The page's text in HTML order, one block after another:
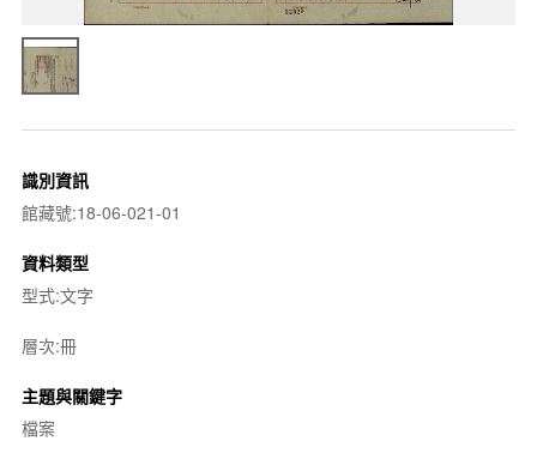
識別資訊
館藏號:18-06-021-01
資料類型
型式:文字
層次:冊
主題與關鍵字
檔案